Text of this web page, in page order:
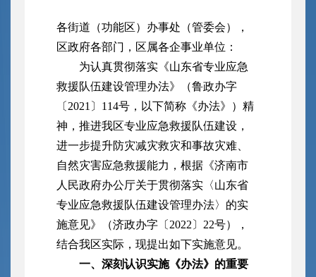
各街道（功能区）办事处（管委会），
区政府各部门，区属各企事业单位：
为认真贯彻落实《山东省专业应急
救援队伍建设管理办法》（鲁政办字
〔2021〕114号，以下简称《办法》）精
神，推进我区专业应急救援队伍建设，
进一步提升防灾减灾救灾和事故灾难、
自然灾害应急救援能力，根据《济南市
人民政府办公厅关于贯彻落实〈山东省
专业应急救援队伍建设管理办法〉的实
施意见》（济政办字〔2022〕22号），
结合我区实际，现提出如下实施意见。
一、深刻认识实施《办法》的重要